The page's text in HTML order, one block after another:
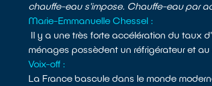
chauffe-eau s'impose. Chauffe-eau par
Marie-Emmanuelle Chessel :
Il y a une très forte accélération du taux
ménages possèdent un réfrigérateur et
Voix-off :
La France bascule dans le monde